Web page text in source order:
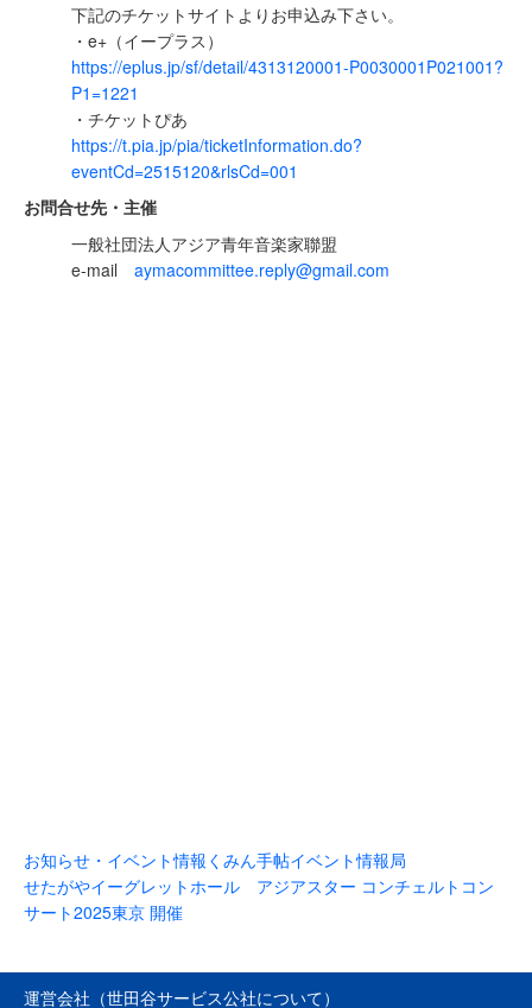
下記のチケットサイトよりお申込み下さい。
・e+（イープラス）
https://eplus.jp/sf/detail/4313120001-P0030001P021001?
P1=1221
・チケットぴあ
https://t.pia.jp/pia/ticketInformation.do?
eventCd=2515120&rlsCd=001
お問合せ先・主催
一般社団法人アジア青年音楽家聯盟
e-mail aymacommittee.reply@gmail.com
お知らせ・イベント情報 くみん手帖イベント情報局
せたがやイーグレットホール アジアスター コンチェルトコン
サート2025東京 開催
運営会社（世田谷サービス公社について）